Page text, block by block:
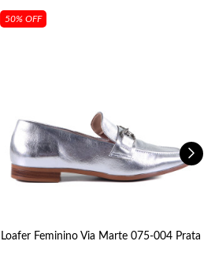
50% OFF
Loafer Feminino Via Marte 075-004 Prata